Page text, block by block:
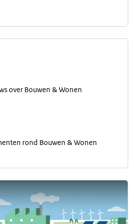
over Bouwen & Wonen
rond Bouwen & Wonen